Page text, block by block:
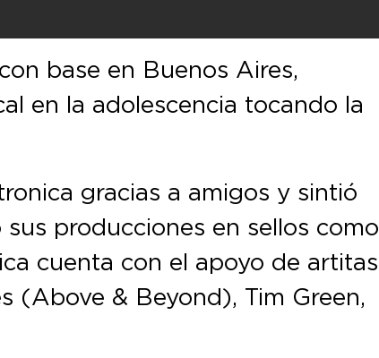
base en Buenos Aires,
en la adolescencia tocando la
gracias a amigos y sintió
producciones en sellos como
cuenta con el apoyo de artitas
(Above & Beyond), Tim Green,